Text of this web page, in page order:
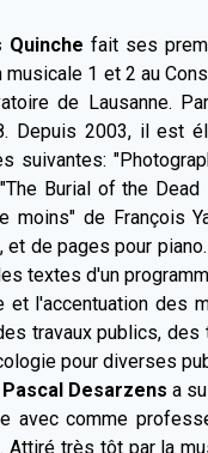
Quinche fait ses
1 et 2 au
de Lausanne.
Depuis 2003, il est
suivantes:
Burial of the
moins" de François
de pages pour
textes d'un
et l'accentuation des
travaux publics,
pour diverses
Pascal Desarzens a
avec comme
Attiré très tôt par la